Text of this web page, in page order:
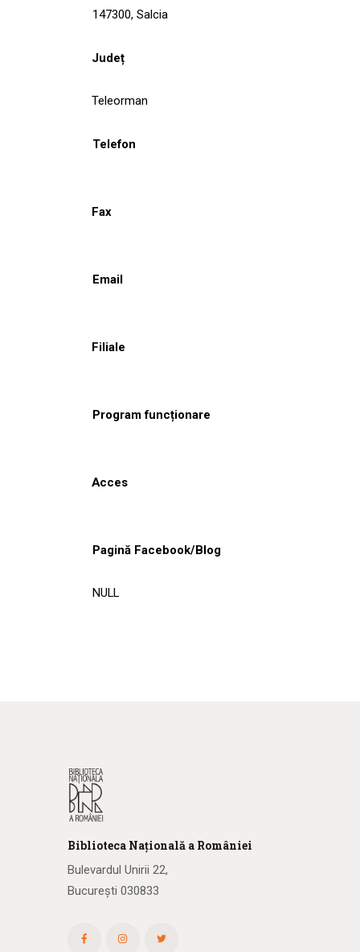
147300, Salcia
Județ
Teleorman
Telefon
Fax
Email
Filiale
Program funcționare
Acces
Pagină Facebook/Blog
NULL
Biblioteca Națională a României
Bulevardul Unirii 22,
București 030833